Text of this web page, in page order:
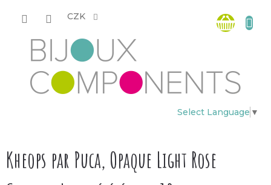
CZK
Select Language ▼
košík
Kheops par Puca, Opaque Light Rose